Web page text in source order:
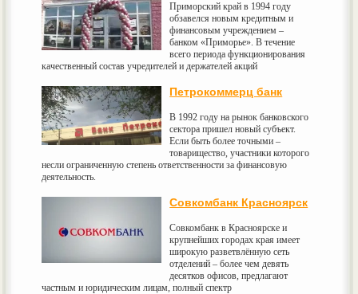
Приморский край в 1994 году
обзавелся новым кредитным и
финансовым учреждением –
банком «Приморье». В течение
всего периода функционирования
качественный состав учредителей и держателей акций
Петрокоммерц банк
В 1992 году на рынок банковского
сектора пришел новый субъект.
Если быть более точными –
товарищество, участники которого
несли ограниченную степень ответственности за финансовую
деятельность.
Совкомбанк Красноярск
Совкомбанк в Красноярске и
крупнейших городах края имеет
широкую разветвлённую сеть
отделений – более чем девять
десятков офисов, предлагают
частным и юридическим лицам, полный спектр